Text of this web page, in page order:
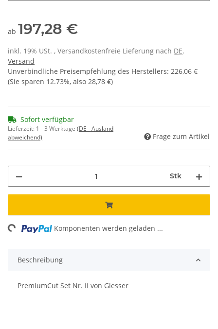
ab 197,28 €
inkl. 19% USt. , Versandkostenfreie Lieferung nach DE.
Versand
Unverbindliche Preisempfehlung des Herstellers: 226,06 €
(Sie sparen 12.73%, also 28,78 €)
Sofort verfügbar
Lieferzeit: 1 - 3 Werktage (DE - Ausland
abweichend)
Frage zum Artikel
Stk
Komponenten werden geladen ...
Beschreibung
PremiumCut Set Nr. II von Giesser